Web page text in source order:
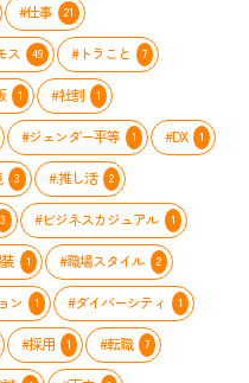
#仕事 21
ス 49 #トラこと 7
1 #社割 1
#ジェンダー平等 1 #DX 1
3 #.推し活 2
3 #ビジネスカジュアル 1
1 #職場スタイル 2
ン 1 #ダイバーシティ 1
#採用 1 #転職 7